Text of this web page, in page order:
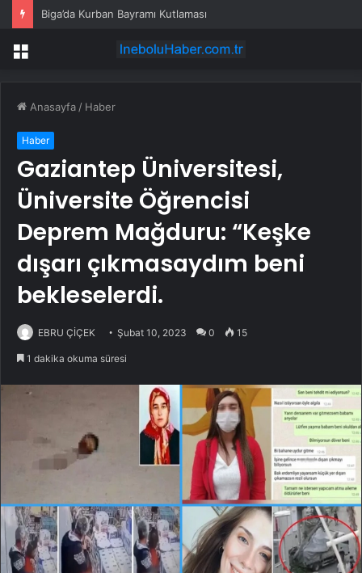
Biga’da Kurban Bayramı Kutlaması
Menü
Anasayfa / Haber
Haber
Gaziantep Üniversitesi,
Üniversite Öğrencisi
Deprem Mağduru: “Keşke
dışarı çıkmasaydım beni
bekleselerdi.
EBRU ÇİÇEK Şubat 10, 2023 0 15
1 dakika okuma süresi